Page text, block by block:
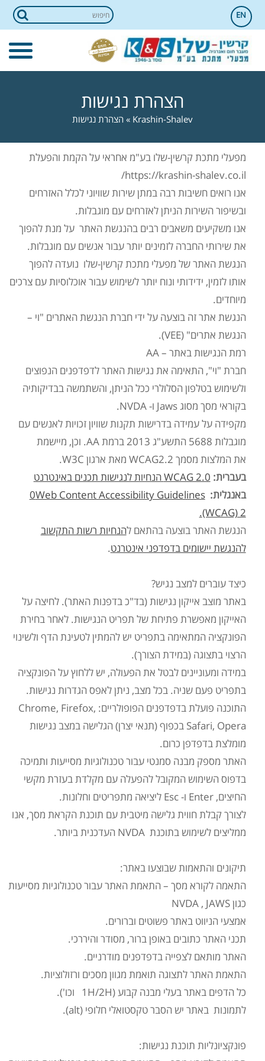
EN
הצהרת נגישות
Krashin-Shalev
» הצהרת נגישות
מפעלי מתכת קרשין-שלו בע"מ אחראי על הקמת והפעלת
https://krashin-shalev.co.il/
אנו רואים חשיבות רבה במתן שירות שוויוני לכלל האזרחים
ובשיפור השירות הניתן לאזרחים עם מוגבלות.
אנו משקיעים משאבים רבים בהנגשת האתר על מנת להפוך
את שירותי החברה לזמינים יותר עבור אנשים עם מוגבלות.
הנגשת האתר של מפעלי מתכת קרשין-שלו נועדה להפוך
אותו לזמין, ידידותי ונוח יותר לשימוש עבור אוכלוסיות עם צרכים
מיוחדים.
הנגשת אתר זה בוצעה על ידי חברת הנגשת האתרים "וי –
הנגשת אתרים" (VEE).
רמת הנגישות באתר –AA
חברת "וי", התאימה את נגישות האתר לדפדפנים הנפוצים
ולשימוש בטלפון הסלולרי ככל הניתן, והשתמשה בבדיקותיה
בקוראי מסך מסוג Jaws ו- NVDA.
מקפידה על עמידה בדרישות תקנות שוויון זכויות לאנשים עם
מוגבלות 5688 התשע"ג 2013 ברמת AA. וכן, מיישמת
את המלצות מסמך WCAG2.2 מאת ארגון W3C.
בעברית: WCAG 2.0 הנחיות לנגישות תכנים באינטרנט
באנגלית:
0Web Content Accessibility Guidelines
(WCAG) 2.
הנגשת האתר בוצעה בהתאם להנחיות רשות התקשוב
להנגשת יישומים בדפדפני אינטרנט.
כיצד עוברים למצב נגיש?
באתר מוצב אייקון נגישות (בד"כ בדפנות האתר). לחיצה על
האייקון מאפשרת פתיחת של תפריט הנגישות. לאחר בחירת
הפונקציה המתאימה בתפריט יש להמתין לטעינת הדף ולשינוי
הרצוי בתצוגה (במידת הצורך).
במידה ומעוניינים לבטל את הפעולה, יש ללחוץ על הפונקציה
בתפריט פעם שניה. בכל מצב, ניתן לאפס הגדרות נגישות.
התוכנה פועלת בדפדפנים הפופולריים: Chrome, Firefox,
Safari, Opera בכפוף (תנאי יצרן) הגלישה במצב נגישות
מומלצת בדפדפן כרום.
האתר מספק מבנה סמנטי עבור טכנולוגיות מסייעות ותמיכה
בדפוס השימוש המקובל להפעלה עם מקלדת בעזרת מקשי
החיצים, Enter ו- Esc ליציאה מתפריטים וחלונות.
לצורך קבלת חווית גלישה מיטבית עם תוכנת הקראת מסך, אנו
ממליצים לשימוש בתוכנת NVDA העדכנית ביותר.
תיקונים והתאמות שבוצעו באתר:
התאמה לקורא מסך – התאמת האתר עבור טכנולוגיות מסייעות
כגון NVDA , JAWS
אמצעי הניווט באתר פשוטים וברורים.
תכני האתר כתובים באופן ברור, מסודר והיררכי.
האתר מותאם לצפייה בדפדפנים מודרניים.
התאמת האתר לתצוגה תואמת מגוון מסכים ורזולוציות.
כל הדפים באתר בעלי מבנה קבוע (1H/2H וכו').
לתמונות באתר יש הסבר טקסטואלי חלופי (alt).
פונקציונליות תוכנת נגישות: